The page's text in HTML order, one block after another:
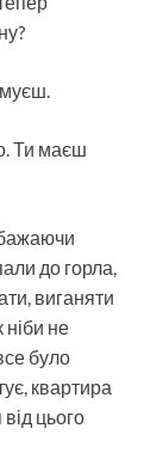
Ти маєш
до горла,
виганяти
ніби не
було
квартира
цього